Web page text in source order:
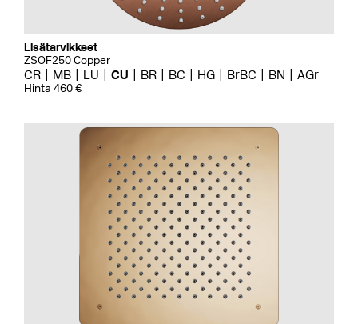
Lisätarvikkeet
ZSOF250 Copper
CR MB LU CU BR BC HG BrBC BN AGr
Hinta 460 €